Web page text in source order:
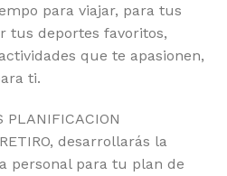
para viajar, para tus
tus deportes favoritos,
que te apasionen,
ti.
PLANIFICACION
desarrollarás la
personal para tu plan de